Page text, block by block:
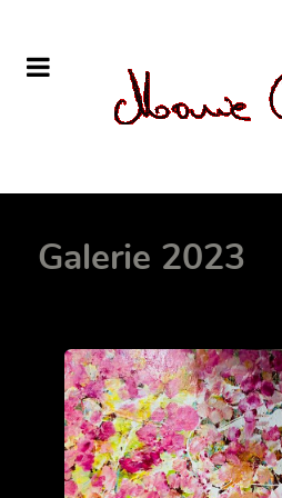
Galerie 2023